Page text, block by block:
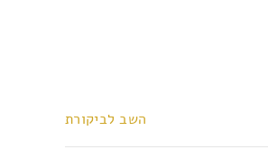
השב לביקורת